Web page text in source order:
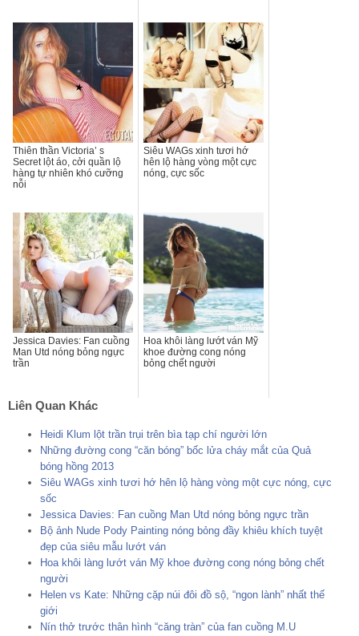
Thiên thần Victoria’ s
Secret lột áo, cởi quần lộ
hàng tự nhiên khó cưỡng
nỗi
Siêu WAGs xinh tươi hớ
hên lộ hàng vòng một cực
nóng, cực sốc
Jessica Davies: Fan cuồng
Man Utd nóng bỏng ngực
trần
Hoa khôi làng lướt ván Mỹ
khoe đường cong nóng
bỏng chết người
Liên Quan Khác
Heidi Klum lột trần trụi trên bìa tạp chí người lớn
Những đường cong “căn bóng” bốc lửa cháy mắt của Quả
bóng hồng 2013
Siêu WAGs xinh tươi hớ hên lộ hàng vòng một cực nóng, cực
sốc
Jessica Davies: Fan cuồng Man Utd nóng bỏng ngực trần
Bộ ảnh Nude Pody Painting nóng bỏng đầy khiêu khích tuyệt
đẹp của siêu mẫu lướt ván
Hoa khôi làng lướt ván Mỹ khoe đường cong nóng bỏng chết
người
Helen vs Kate: Những cặp núi đôi đồ sộ, “ngon lành” nhất thế
giới
Nín thở trước thân hình “căng tràn” của fan cuồng M.U